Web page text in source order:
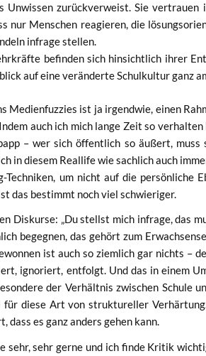
Unwis­sen zurück­ver­weist. Sie
nur Men­schen reagie­ren, die
infra­ge stellen.
befin­den sich hin­sicht­lich ihrer
auf eine ver­än­der­te Schul­kul­tur ganz
Medi­en­fuz­zi­es ist ja irgend­wie, einen
auch ich mich lan­ge Zeit so
– wer sich öffent­lich so äußert,
in die­sem Real­li­fe wie sach­lich auch
Tech­ni­ken, um nicht auf die per­sön­li­che
das bestimmt noch viel schwieriger.
Dis­kur­se: „Du stellst mich infra­ge, das
begeg­nen, das gehört zum
ist auch so ziem­lich gar nichts –
igno­riert, ent­folgt. Und das in einem
der Ver­hält­nis zwi­schen Schu­le
für die­se Art von struk­tu­rel­ler
dass es ganz anders gehen kann.
sehr, sehr ger­ne und ich fin­de Kri­tik